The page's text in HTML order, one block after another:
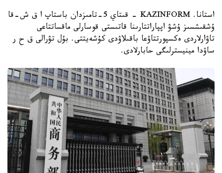
استانا. KAZINFORM - قىتاي 5-تامىزدان باستاپ ا ق ش-قا
ۇشقىشسىز ۇشۋ اپپاراتتارىنا قاتىستى قوسارلى ماقساتتاعى
تاۋارلاردى ەكسپورتتاۋعا باقىلاۋدى كۇشەيتتى. بۇل تۋرالى ق ح ر
ساۋدا مينيسترلىگى حابارلادى.